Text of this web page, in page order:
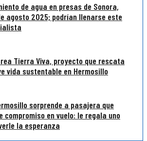
de agua en presas de Sonora,
agosto 2025; podrían llenarse este
Tierra Viva, proyecto que rescata
vida sustentable en Hermosillo
sorprende a pasajera que
compromiso en vuelo: le regala uno
la esperanza